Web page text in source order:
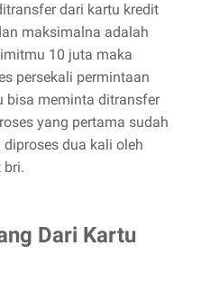
dari kartu kredit
maksimalna adalah
10 juta maka
persekali permintaan
bisa meminta ditransfer
yang pertama sudah
dua kali oleh
bri.
Dari Kartu